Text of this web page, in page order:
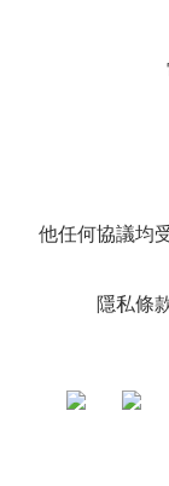
本服務
他任何協議均
隱私條